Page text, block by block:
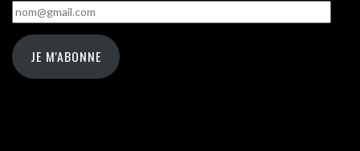
nom@gmail.com
JE M'ABONNE